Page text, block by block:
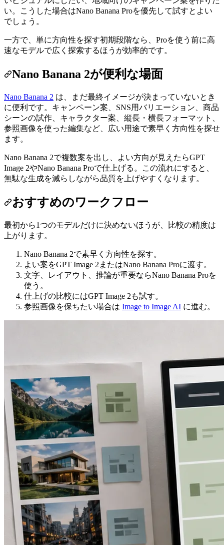
い。こうした場合はNano Banana Proを優先して試すとよい
でしょう。
一方で、単に方向性を探す初期段階なら、Proを使う前に高
速なモデルで広く探索するほうが効率的です。
Nano Banana 2が便利な場面
Nano Banana 2 は、まだ最終イメージが決まっていないとき
に便利です。キャンペーン案、SNS用バリエーション、商品
シーンの試作、キャラクター案、縦長・横長フォーマット、
参照画像を使った編集など、広い用途で素早く方向性を探せ
ます。
Nano Banana 2で複数案を出し、よい方向が見えたらGPT
Image 2やNano Banana Proで仕上げる。この流れにすると、
無駄な生成を減らしながら品質を上げやすくなります。
おすすめのワークフロー
最初から1つのモデルだけに決めないほうが、比較の精度は
上がります。
Nano Banana 2で素早く方向性を探す。
よい案をGPT Image 2またはNano Banana Proに渡す。
文字、レイアウト、推論が重要ならNano Banana Proを
使う。
仕上げの比較にはGPT Image 2も試す。
参照画像を保ちたい場合は Image to Image AI に進む。